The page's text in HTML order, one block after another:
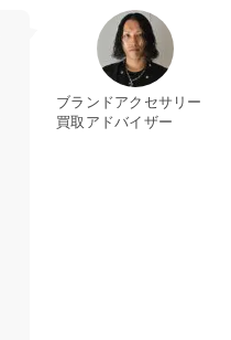
ブランドアクセサリー
買取アドバイザー